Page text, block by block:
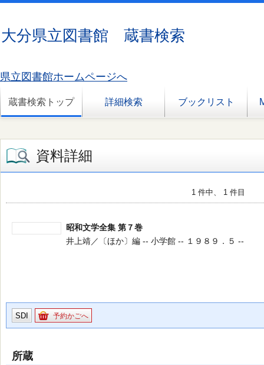
大分県立図書館 蔵書検索
県立図書館ホームページへ
蔵書検索トップ 詳細検索 ブックリスト
資料詳細
1 件中、 1 件目
昭和文学全集 第７巻
井上靖／〔ほか〕編 -- 小学館 -- １９８９．５ --
SDI 予約かごへ
所蔵